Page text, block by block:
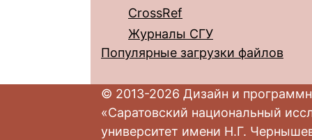
CrossRef
Журналы СГУ
Популярные загрузки файлов
© 2013-2026 Дизайн и
«Саратовский национальный
университет имени Н.Г.